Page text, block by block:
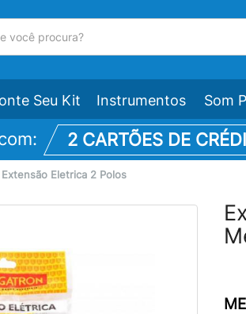
Seu Kit Instrumentos Som
2 CARTÕES DE
Extensão Eletrica 2 Polos